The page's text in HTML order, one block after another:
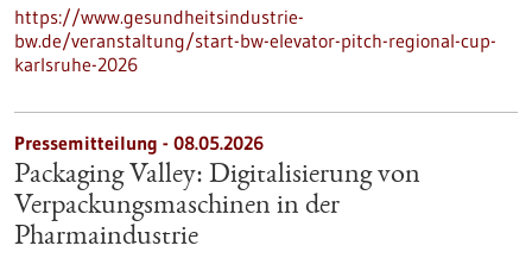
https://www.gesundheitsindustrie-
bw.de/veranstaltung/start-bw-elevator-pitch-regional-cup-
karlsruhe-2026
Pressemitteilung - 08.05.2026
Packaging Valley: Digitalisierung von
Verpackungsmaschinen in der
Pharmaindustrie